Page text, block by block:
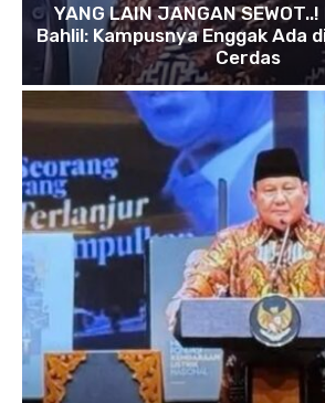
YANG LAIN JANGAN
Bahlil: Kampusnya Enggak Ada
Cerdas